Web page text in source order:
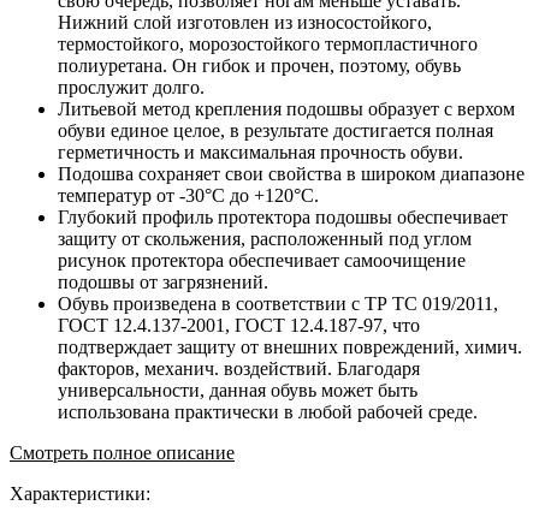
Нижний слой изготовлен из износостойкого,
термостойкого, морозостойкого термопластичного
полиуретана. Он гибок и прочен, поэтому, обувь
прослужит долго.
Литьевой метод крепления подошвы образует с верхом
обуви единое целое, в результате достигается полная
герметичность и максимальная прочность обуви.
Подошва сохраняет свои свойства в широком диапазоне
температур от -30°С до +120°С.
Глубокий профиль протектора подошвы обеспечивает
защиту от скольжения, расположенный под углом
рисунок протектора обеспечивает самоочищение
подошвы от загрязнений.
Обувь произведена в соответствии с ТР ТС 019/2011,
ГОСТ 12.4.137-2001, ГОСТ 12.4.187-97, что
подтверждает защиту от внешних повреждений, химич.
факторов, механич. воздействий. Благодаря
универсальности, данная обувь может быть
использована практически в любой рабочей среде.
Смотреть полное описание
Характеристики: